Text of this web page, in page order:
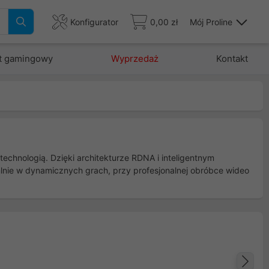
Konfigurator 0,00 zł Mój Proline
gamingowy Wyprzedaż Kontakt
Dzięki architekturze RDNA i inteligentnym
w dynamicznych grach, przy profesjonalnej obróbce wideo